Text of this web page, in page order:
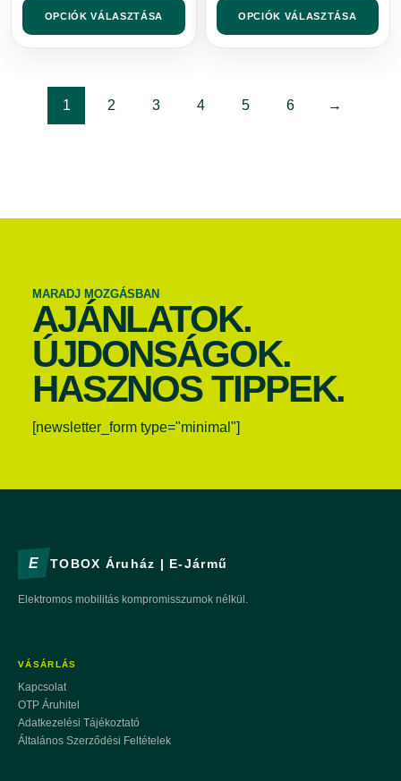
OPCIÓK VÁLASZTÁSA OPCIÓK VÁLASZTÁSA
1 2 3 4 5 6 →
MARADJ MOZGÁSBAN
AJÁNLATOK.
ÚJDONSÁGOK.
HASZNOS TIPPEK.
[newsletter_form type="minimal"]
E TOBOX Áruház | E-Jármű
Elektromos mobilitás kompromisszumok nélkül.
VÁSÁRLÁS
Kapcsolat
OTP Áruhitel
Adatkezelési Tájékoztató
Általános Szerződési Feltételek